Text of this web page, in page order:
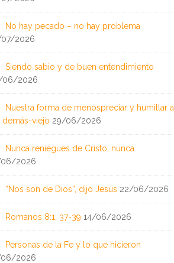
No hay pecado – no hay problema
2026
Siendo sabio y de buen entendimiento
06/2026
Nuestra forma de menospreciar y humillar a
demás-viejo 29/06/2026
Nunca reniegues de Cristo, nunca
06/2026
“Nos son de Dios”, dijo Jesús 22/06/2026
Romanos 8:1, 37-39 14/06/2026
Personas de la Fe y lo que hicieron
2026